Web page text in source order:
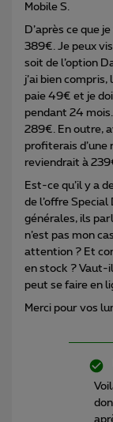
Mobile S.
D’après ce que
389€. Je peux
soit de l’option
j’ai bien
paie 49€ et je
pendant 24
289€. En outre,
profiterais
reviendrait à
Est-ce qu’il y a
de l’offre
générales, ils
n’est pas mon
attention ? Et
en stock ? Vaut-
peut se faire en
Merci pour vos